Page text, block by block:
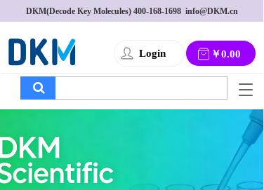
DKM(Decode Key Molecules) 400-168-1698
  info@DKM.cn
Login ￥0.00
T
g
g
l